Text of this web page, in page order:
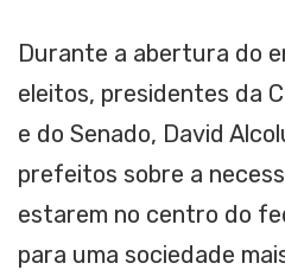
Durante a abertura do
eleitos, presidentes da
e do Senado, David
prefeitos sobre a
estarem no centro do
para uma sociedade